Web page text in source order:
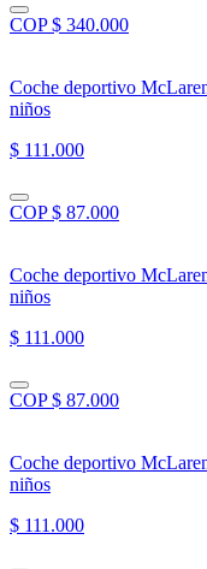
COP $ 340.000
Coche deportivo
niños
$ 111.000
COP $ 87.000
Coche deportivo
niños
$ 111.000
COP $ 87.000
Coche deportivo
niños
$ 111.000